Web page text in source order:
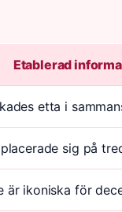
Etablerad
etta i
sig på
är ikoniska för